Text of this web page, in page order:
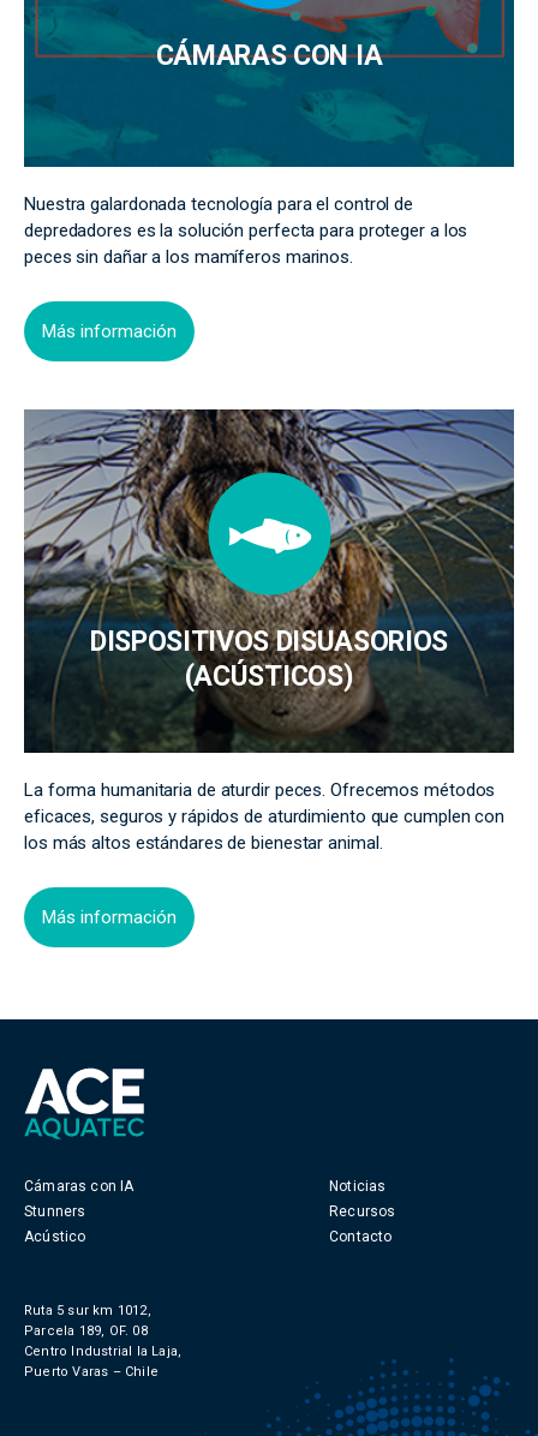
CÁMARAS CON IA
Nuestra galardonada tecnología para el control de
depredadores es la solución perfecta para proteger a los
peces sin dañar a los mamíferos marinos.
Más información
DISPOSITIVOS DISUASORIOS
(ACÚSTICOS)
La forma humanitaria de aturdir peces. Ofrecemos métodos
eficaces, seguros y rápidos de aturdimiento que cumplen con
los más altos estándares de bienestar animal.
Más información
Cámaras con IA
Stunners
Acústico
Noticias
Recursos
Contacto
Ruta 5 sur km 1012,
Parcela 189, OF. 08
Centro Industrial la Laja,
Puerto Varas – Chile